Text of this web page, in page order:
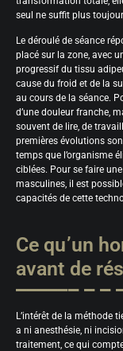
seul ne suffit plus
Le déroulé de séance
placé sur la zone, avec
progressif du tissu
cause du froid et de la
au cours de la séance.
d’une douleur franche,
souvent de lire, de
premières évolutions
temps que l’organisme
ciblées. Pour se faire
masculines, il est
capacités de cette
Ce qu’un
avant de
L’intérêt de la méthode
a ni anesthésie, ni
traitement, ce qui